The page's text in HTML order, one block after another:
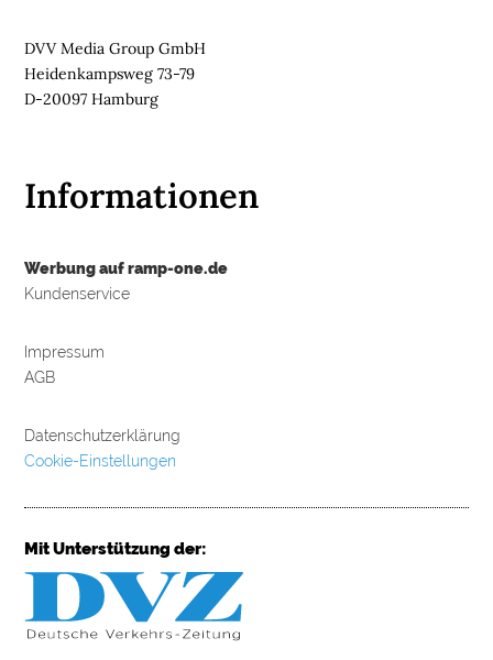
DVV Media Group GmbH
Heidenkampsweg 73-79
D-20097 Hamburg
Informationen
Werbung auf ramp-one.de
Kundenservice
Impressum
AGB
Datenschutzerklärung
Cookie-Einstellungen
Mit Unterstützung der: